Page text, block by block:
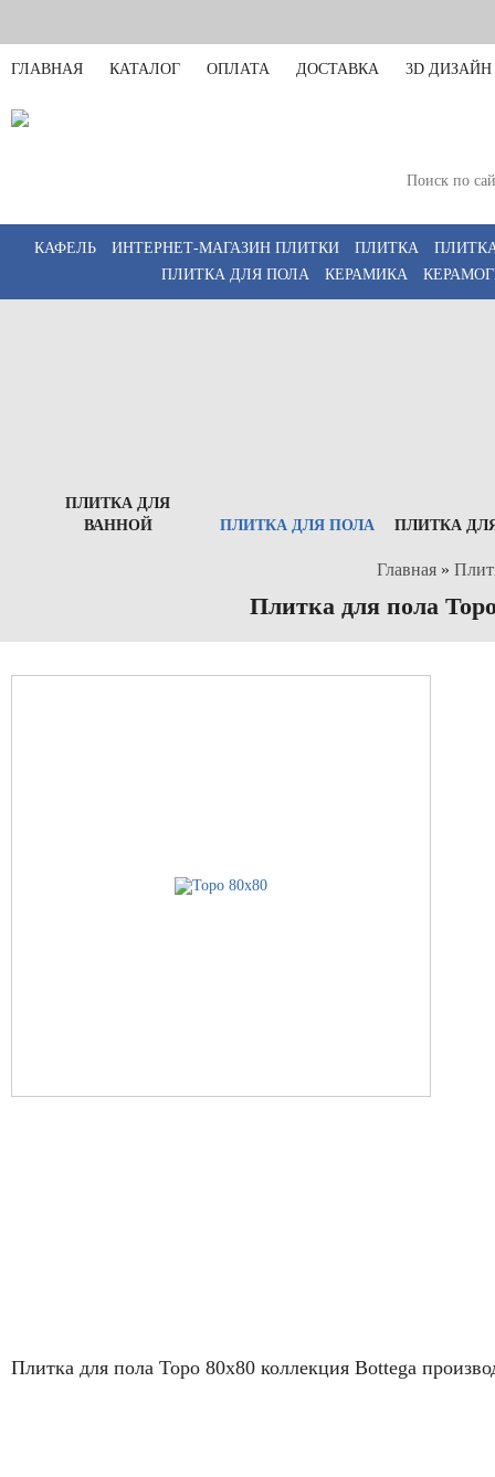
ГЛАВНАЯ КАТАЛОГ ОПЛАТА ДОСТАВКА 3D ДИЗАЙН
КАФЕЛЬ ИНТЕРНЕТ-МАГАЗИН ПЛИТКИ ПЛИТКА
ПЛИТКА ДЛЯ ПОЛА
КЕРАМИКА
ПЛИТКА ДЛЯ
ВАННОЙ
ПЛИТКА ДЛЯ ПОЛА ПЛИТКА
Главная »
Плитка для пола
Плитка для пола Topo 80x80 коллекция Bottega